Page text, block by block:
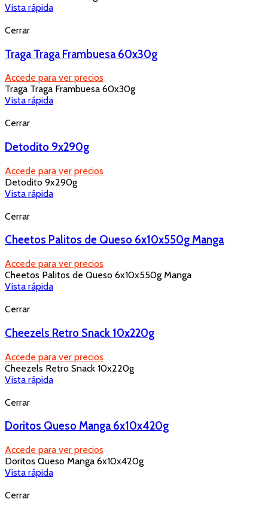
Vista rápida
Cerrar
Traga Traga Frambuesa 60x30g
Accede para ver precios
Traga Traga Frambuesa 60x30g
Vista rápida
Cerrar
Detodito 9x290g
Accede para ver precios
Detodito 9x290g
Vista rápida
Cerrar
Cheetos Palitos de Queso 6x10x550g Manga
Accede para ver precios
Cheetos Palitos de Queso 6x10x550g Manga
Vista rápida
Cerrar
Cheezels Retro Snack 10x220g
Accede para ver precios
Cheezels Retro Snack 10x220g
Vista rápida
Cerrar
Doritos Queso Manga 6x10x420g
Accede para ver precios
Doritos Queso Manga 6x10x420g
Vista rápida
Cerrar